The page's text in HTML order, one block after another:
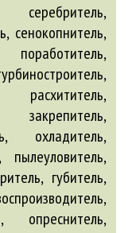
сенокопнитель,
расхититель,
закрепитель,
охладитель,
пылеуловитель,
губитель,
опреснитель,